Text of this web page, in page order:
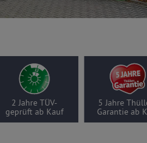
2 Jahre TÜV-
geprüft ab Kauf
5 Jahre
Garantie ab